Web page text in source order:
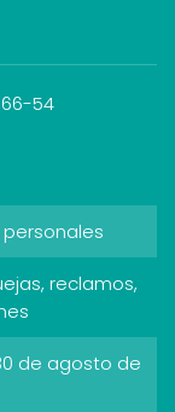
54
reclamos,
de agosto de